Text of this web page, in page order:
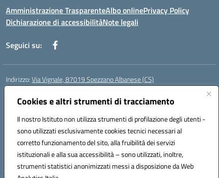
Cookies e altri strumenti di tracciamento
Il nostro Istituto non utilizza strumenti di profilazione degli utenti -
sono utilizzati esclusivamente cookies tecnici necessari al
corretto funzionamento del sito, alla fruibilità dei servizi
istituzionali e alla sua accessibilità – sono utilizzati, inoltre,
strumenti statistici anonimizzati messi a disposizione da Web
Amministrazione TrasparenteAlbo onlinePrivacy Policy
Dichiarazione di accessibilitàNote legali
Seguici su:
Indirizzo:Via Vignale, 87019 Spezzano Albanese (CS)
Centralino:
Posta elettronica certificata (PEC):csic878003@pec.istruzione.it
Codice fiscale: 94018300783
Codice meccanografico:CSIC878003
Codice Indice delle Pubbliche Amministrazioni (IPA): istsc_csic878003
Codice unico di fatturazione (CUF): UFK2HU